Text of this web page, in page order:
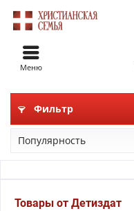
Меню
Фильтр
Товары от Детиздат